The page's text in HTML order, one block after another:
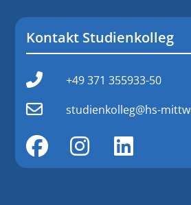
Kontakt Studienkolleg
+49 371 355933-50
studienkolleg@hs-